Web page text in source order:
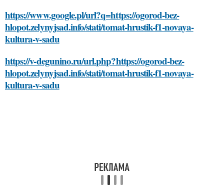
https://www.google.pl/url?q=https://ogorod-bez-
hlopot.zelynyjsad.info/stati/tomat-hrustik-f1-novaya-
kultura-v-sadu
https://v-degunino.ru/url.php?https://ogorod-bez-
hlopot.zelynyjsad.info/stati/tomat-hrustik-f1-novaya-
kultura-v-sadu